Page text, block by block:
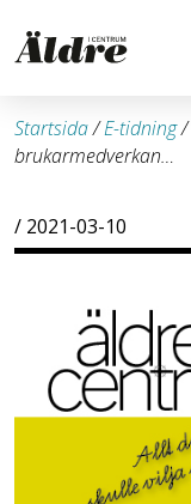
Startsida/E-tidning/
brukarmedverkan…
/ 2021-03-10